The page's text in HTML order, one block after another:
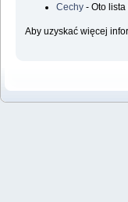
Cechy - Oto
Aby uzyskać więcej